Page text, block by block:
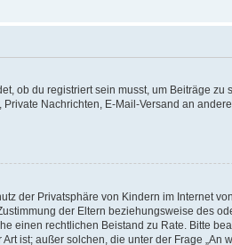
ob du registriert sein musst, um Beiträge
Nachrichten, E-Mail-Versand an
der Privatsphäre von Kindern im Internet
der Eltern beziehungsweise des
einen rechtlichen Beistand zu Rate. Bitte
ist; außer solchen, die unter der Frage „An